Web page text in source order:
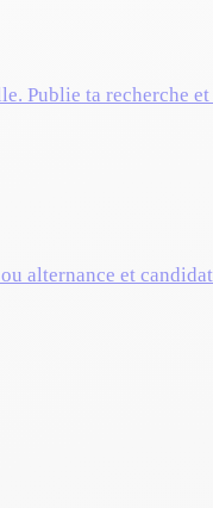
Publie ta recherche
alternance et